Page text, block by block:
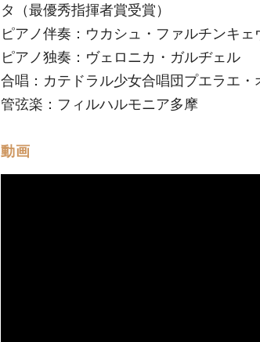
タ（最優秀指揮者賞受賞）
ピアノ伴奏：ウカシュ・ファルチンキェ
ピアノ独奏：ヴェロニカ・ガルヂェル
合唱：カテドラル少女合唱団プエラエ
管弦楽：フィルハルモニア多摩
動画